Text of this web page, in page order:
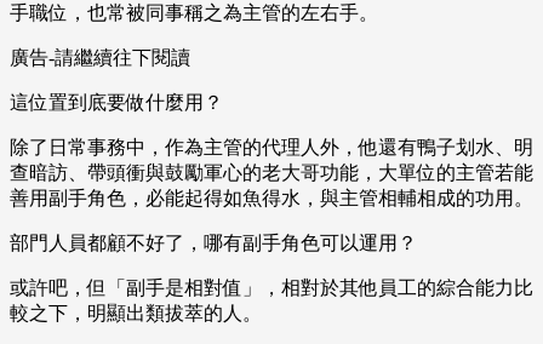
手職位，也常被同事稱之為主管的左右手。
廣告-請繼續往下閱讀
這位置到底要做什麼用？
除了日常事務中，作為主管的代理人外，他還有鴨子划水、明
查暗訪、帶頭衝與鼓勵軍心的老大哥功能，大單位的主管若能
善用副手角色，必能起得如魚得水，與主管相輔相成的功用。
部門人員都顧不好了，哪有副手角色可以運用？
或許吧，但「副手是相對值」，相對於其他員工的綜合能力比
較之下，明顯出類拔萃的人。